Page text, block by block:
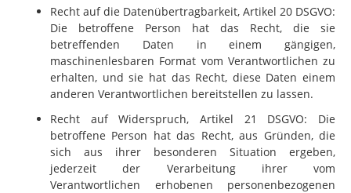
Recht auf die Datenübertragbarkeit, Artikel 20 DSGVO:
Die betroffene Person hat das Recht, die sie
betreffenden Daten in einem gängigen,
maschinenlesbaren Format vom Verantwortlichen zu
erhalten, und sie hat das Recht, diese Daten einem
anderen Verantwortlichen bereitstellen zu lassen.
Recht auf Widerspruch, Artikel 21 DSGVO: Die
betroffene Person hat das Recht, aus Gründen, die
sich aus ihrer besonderen Situation ergeben,
jederzeit der Verarbeitung ihrer vom
Verantwortlichen erhobenen personenbezogenen